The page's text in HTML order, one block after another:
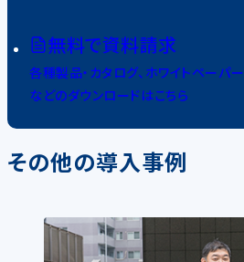
無料で資料請求
各種製品・カタログ、ホワイトペーパー
などのダウンロードはこちら
その他の導入事例